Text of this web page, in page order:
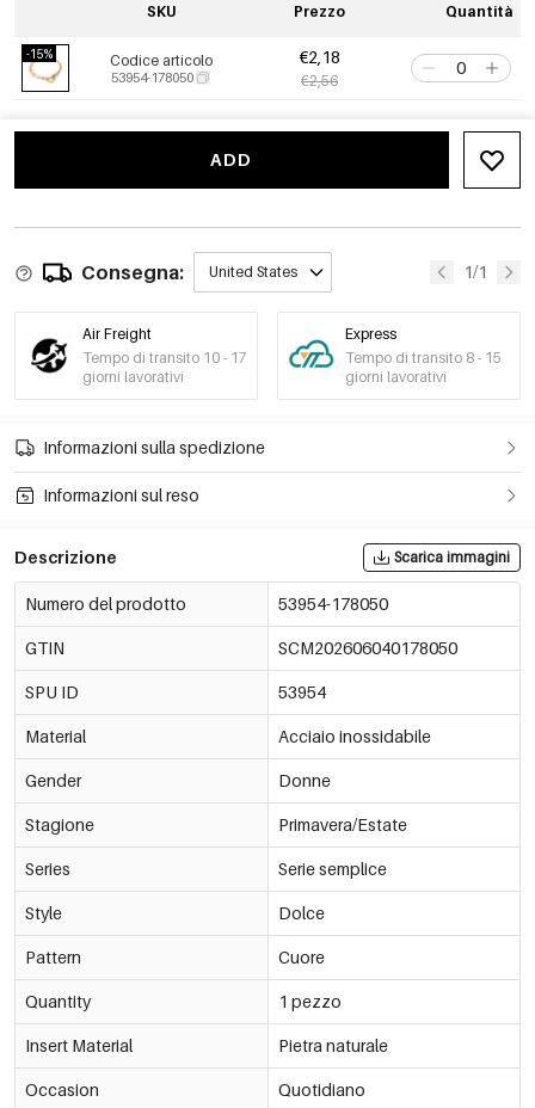
SKU Prezzo Quantità
-15% Codice articolo
53954-178050
€2,18
€2,56
ADD
Consegna: United States 1/1
Air Freight
Tempo di transito 10 - 17
giorni lavorativi
Express
Tempo di transito 8 - 15
giorni lavorativi
Informazioni sulla spedizione
Informazioni sul reso
Descrizione Scarica immagini
Numero del prodotto 53954-178050
GTIN SCM202606040178050
SPU ID 53954
Material Acciaio inossidabile
Gender Donne
Stagione Primavera/Estate
Series Serie semplice
Style Dolce
Pattern Cuore
Quantity 1 pezzo
Insert Material Pietra naturale
Occasion Quotidiano